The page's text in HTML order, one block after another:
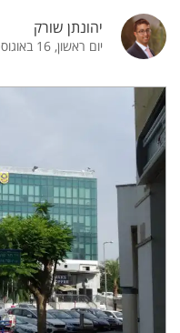
יהונתן שורק
יום ראשון, 16 באוגוסט 2020, 01:56